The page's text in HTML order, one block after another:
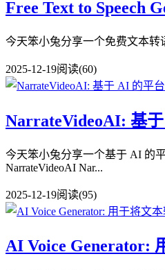
Free Text to Speech
今天笨小兔分享一个免费文本转
2025-12-19阅读(60)
NarrateVideoAI: 基
今天笨小兔分享一个基于 AI 的
NarrateVideoAI Nar...
2025-12-19阅读(95)
AI Voice Generator: